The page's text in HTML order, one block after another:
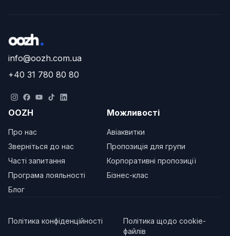
info@oozh.com.ua
+40 31 780 80 80
OOZH
Про нас
Зверніться до нас
Часті запитання
Програма лояльності
Блог
Можливості
Авіаквитки
Пропозиція для групи
Корпоративні пропозиції
Бізнес-клас
Політика конфіденційності
Політика щодо cookie-
файлів